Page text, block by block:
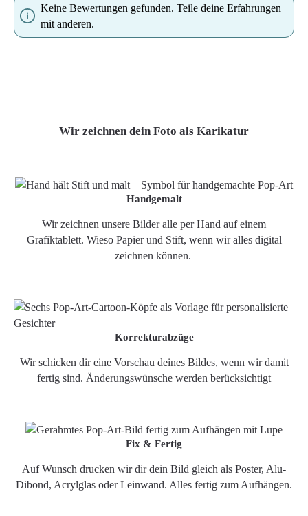
Keine Bewertungen gefunden. Teile deine Erfahrungen
mit anderen.
Wir zeichnen dein Foto als Karikatur
Handgemalt
Wir zeichnen unsere Bilder alle per Hand auf einem
Grafiktablett. Wieso Papier und Stift, wenn wir alles digital
zeichnen können.
Korrekturabzüge
Wir schicken dir eine Vorschau deines Bildes, wenn wir damit
fertig sind. Änderungswünsche werden berücksichtigt
Fix & Fertig
Auf Wunsch drucken wir dir dein Bild gleich als Poster, Alu-
Dibond, Acrylglas oder Leinwand. Alles fertig zum Aufhängen.